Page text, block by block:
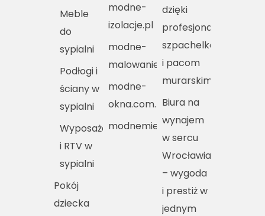
Meble
do
sypialni
Podłogi i
ściany w
sypialni
Wyposażenie
i RTV w
sypialni
Pokój
dziecka
modne-
izolacje.pl
modne-
malowanie.pl
modne-
okna.com.pl
modnemieszkania.pl
dzięki
profesjonalnym
szpachelkom
i pacom
murarskim
Biura na
wynajem
w sercu
Wrocławia
– wygoda
i prestiż w
jednym